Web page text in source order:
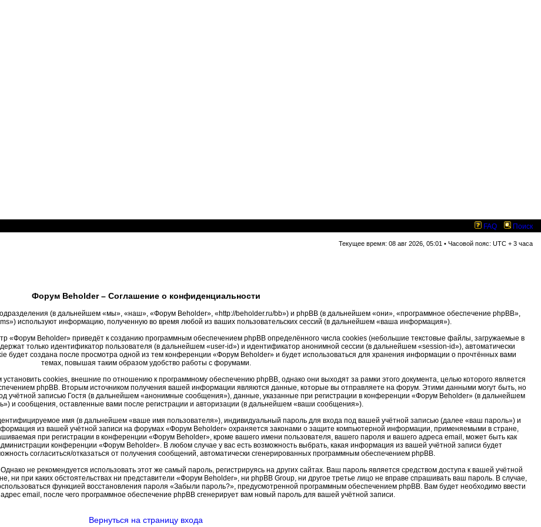
FAQ Поиск
Текущее время: 08 авг 2026, 05:01 • Часовой пояс: UTC + 3 часа
Форум Beholder – Соглашение о конфиденциальности
(в дальнейшем «мы», «наш», «Форум Beholder», «http://beholder.ru/bb») и phpBB (в дальнейшем «они», «программное обеспечение phpBB»,
используют информацию, полученную во время любой из ваших пользовательских сессий (в дальнейшем «ваша информация»).
«Форум Beholder» приведёт к созданию программным обеспечением phpBB определённого числа cookies (небольшие текстовые файлы, загружаемые в
только идентификатор пользователя (в дальнейшем «user-id») и идентификатор анонимной сессии (в дальнейшем «session-id»), автоматически
будет создана после просмотра одной из тем конференции «Форум Beholder» и будет использоваться для хранения информации о прочтённых вами
темах, повышая таким образом удобство работы с форумами.
cookies, внешние по отношению к программному обеспечению phpBB, однако они выходят за рамки этого документа, целью которого является
phpBB. Вторым источником получения вашей информации являются данные, которые вы отправляете на форум. Этими данными могут быть, но
записью Гостя (в дальнейшем «анонимные сообщения»), данные, указанные при регистрации в конференции «Форум Beholder» (в дальнейшем
и сообщения, оставленные вами после регистрации и авторизации (в дальнейшем «ваши сообщения»).
имя (в дальнейшем «ваше имя пользователя»), индивидуальный пароль для входа под вашей учётной записью (далее «ваш пароль») и
из вашей учётной записи на форумах «Форум Beholder» охраняется законами о защите компьютерной информации, применяемыми в стране,
при регистрации в конференции «Форум Beholder», кроме вашего имени пользователя, вашего пароля и вашего адреса email, может быть как
конференции «Форум Beholder». В любом случае у вас есть возможность выбрать, какая информация из вашей учётной записи будет
согласиться/отказаться от получения сообщений, автоматически сгенерированных программным обеспечением phpBB.
не рекомендуется использовать этот же самый пароль, регистрируясь на других сайтах. Ваш пароль является средством доступа к вашей учётной
ни при каких обстоятельствах ни представители «Форум Beholder», ни phpBB Group, ни другое третье лицо не вправе спрашивать ваш пароль. В случае,
функцией восстановления пароля «Забыли пароль?», предусмотренной программным обеспечением phpBB. Вам будет необходимо ввести
email, после чего программное обеспечение phpBB сгенерирует вам новый пароль для вашей учётной записи.
Вернуться на страницу входа